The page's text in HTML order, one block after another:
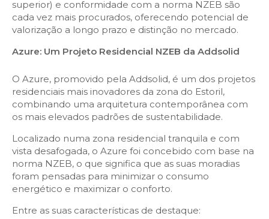
superior) e conformidade com a norma NZEB são
cada vez mais procurados, oferecendo potencial de
valorização a longo prazo e distinção no mercado.
Azure: Um Projeto Residencial NZEB da Addsolid
O Azure, promovido pela Addsolid, é um dos projetos
residenciais mais inovadores da zona do Estoril,
combinando uma arquitetura contemporânea com
os mais elevados padrões de sustentabilidade.
Localizado numa zona residencial tranquila e com
vista desafogada, o Azure foi concebido com base na
norma NZEB, o que significa que as suas moradias
foram pensadas para minimizar o consumo
energético e maximizar o conforto.
Entre as suas características de destaque: